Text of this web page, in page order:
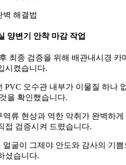
벽 해결법
양변기 안착 마감 작업
최종 검증을 위해 배관내시경 카
시켰습니다.
PVC 오수관 내부가 이물질 하나
을 확인했습니다.
류 현상과 역한 악취가 완벽하게
접 검증시켜 드렸습니다.
굴이 그제야 안도와 감사의 기쁨
셨습니다.